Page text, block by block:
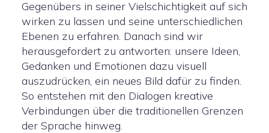
Gegenübers in seiner Vielschichtigkeit auf sich
wirken zu lassen und seine unterschiedlichen
Ebenen zu erfahren. Danach sind wir
herausgefordert zu antworten: unsere Ideen,
Gedanken und Emotionen dazu visuell
auszudrücken, ein neues Bild dafür zu finden.
So entstehen mit den Dialogen kreative
Verbindungen über die traditionellen Grenzen
der Sprache hinweg.